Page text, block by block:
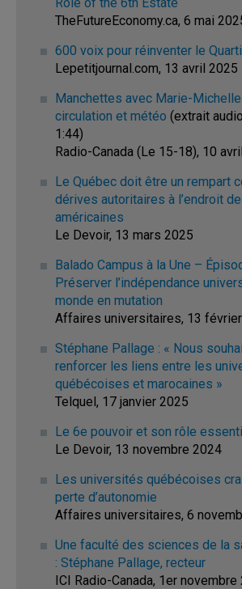
TheFutureEconomy.ca, 6 mai
600 voix pour réinventer le
Lepetitjournal.com, 13 avril 2025
Manchettes avec Marie-
circulation et météo (extrait
1:44)
Radio-Canada (Le 15-18), 10
Le Québec doit être un rempart
dérives autoritaires à l’endroit
américaines
Le Devoir, 13 mars 2025
Balado Campus à la Une –
Préserver l’indépendance
monde en mutation
Affaires universitaires, 13
Stéphane Pallage : « Nous
renforcer les liens entre les
québécoises et marocaines »
Telquel, 17 janvier 2025
Le 6e pouvoir et son rôle
Le Devoir, 13 novembre 2024
Les universités québécoises
perte d’autonomie
Affaires universitaires, 6
Une faculté des sciences de la
: Stéphane Pallage, recteur
ICI Radio-Canada, 1er novembre